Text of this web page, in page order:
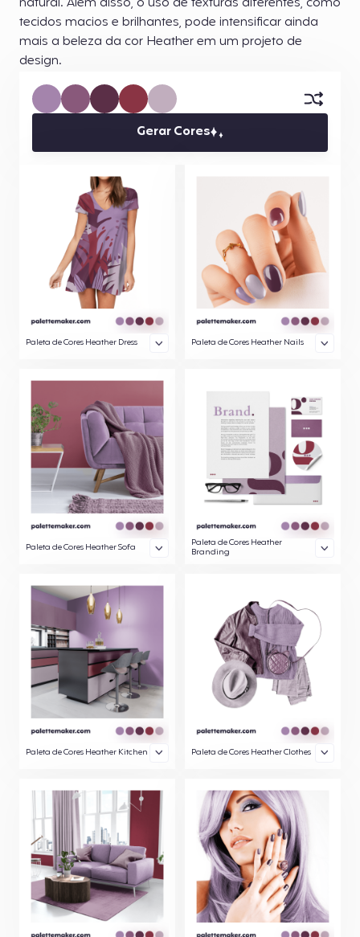
tecidos macios e brilhantes, pode intensificar ainda
mais a beleza da cor Heather em um projeto de
design.
Gerar Cores
Paleta de Cores Heather Dress Paleta de Cores Heather Nails
Paleta de Cores Heather Sofa
Paleta de Cores Heather
Branding
Paleta de Cores Heather Kitchen Paleta de Cores Heather Clothes